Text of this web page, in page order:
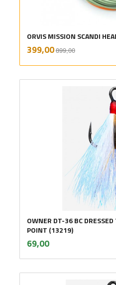
ORVIS MISSION SCANDI
Tilbud
399,00899,00mva.
OWNER DT-36 BC
POINT (13219)
Pris
69,00mva.